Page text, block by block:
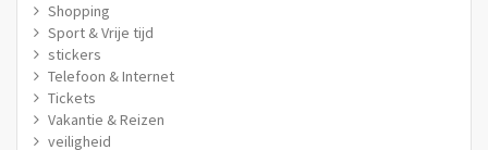
Shopping
Sport & Vrije tijd
stickers
Telefoon & Internet
Tickets
Vakantie & Reizen
veiligheid